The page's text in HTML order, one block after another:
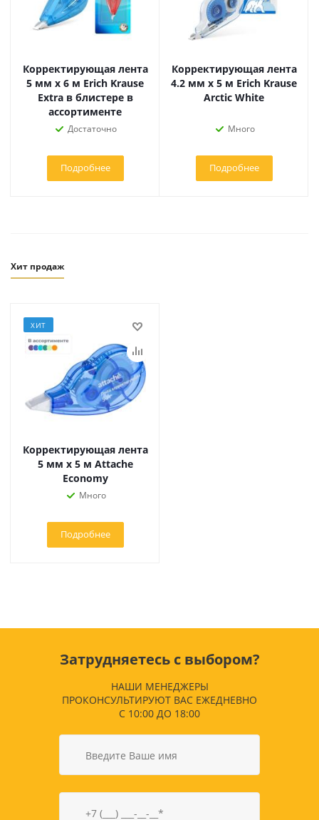
Корректирующая лента
5 мм x 6 м Erich Krause
Extra в блистере в
ассортименте
Достаточно
Подробнее
Корректирующая лента
4.2 мм x 5 м Erich Krause
Arctic White
Много
Подробнее
Хит продаж
ХИТ
Корректирующая лента
5 мм x 5 м Attache
Economy
Много
Подробнее
Затрудняетесь с выбором?
НАШИ МЕНЕДЖЕРЫ
ПРОКОНСУЛЬТИРУЮТ ВАС ЕЖЕДНЕВНО
С 10:00 ДО 18:00